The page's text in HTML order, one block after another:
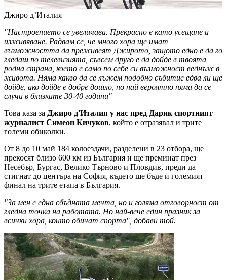
Джиро д’Италия
"Настроението се увеличава. Прекрасно е като усещане и
изживяване. Радвам се, че много хора ще имат
възможността да преживеят Джирото, защото едно е да го
гледаш по телевизията, съвсем друго е да дойде в твоята
родна страна, което е само по себе си възможност веднъж в
живота. Няма какво да се лъжем подобно събитие едва ли ще
дойде, ако дойде е добре дошло, но най вероятно няма да се
случи в близките 30-40 години"
Това каза за Джиро д'Италия у нас пред Дарик спортният
журналист Симеон Кичуков, който е отразявал и трите
големи обиколки.
От 8 до 10 май 184 колоездачи, разделени в 23 отбора, ще
прекосят близо 600 км из България и ще преминат през
Несебър, Бургас, Велико Търново и Пловдив, преди да
стигнат до центъра на София, където ще бъде и големият
финал на трите етапа в България.
"За мен е една сбъдната мечта, но и голяма отговорност от
гледна точка на работата. Но най-вече един празник за
всички хора, които обичат спорта", добави той.